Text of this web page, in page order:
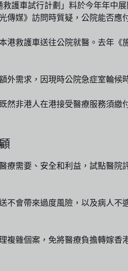
護車試行計劃」料於今年年中
媒》訪問時質疑，公院能否
救護車送往公院就醫。去年
需求，因現時公院急症室輪候
非港人在港接受醫療服務須
需要、安全和利益，試點醫
會帶來過度風險，以及病人
複雜個案，免將醫療負擔轉嫁香